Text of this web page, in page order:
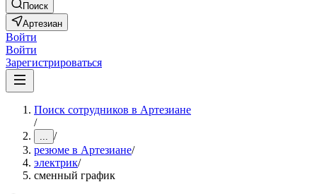
Поиск
Артезиан
Войти
Войти
Зарегистрироваться
Поиск сотрудников в Артезиане
/
... /
резюме в Артезиане/
электрик/
сменный график